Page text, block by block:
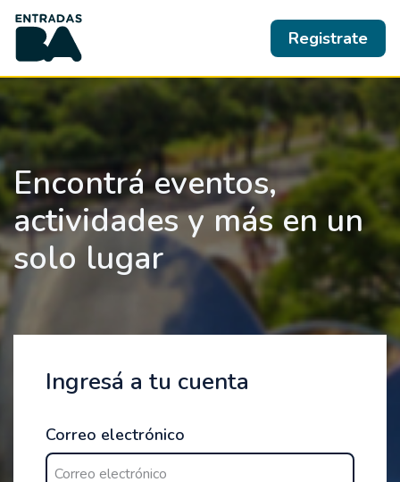
Registrate
Encontrá eventos,
actividades y más en un
solo lugar
Ingresá a tu cuenta
Correo electrónico